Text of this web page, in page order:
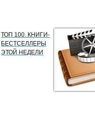
ТОП 100. КНИГИ-
БЕСТСЕЛЛЕРЫ
ЭТОЙ НЕДЕЛИ